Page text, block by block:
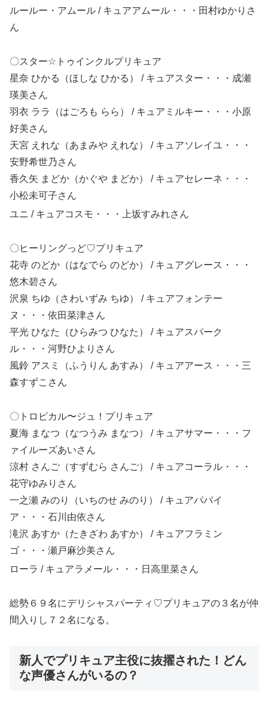
ルールー・アムール / キュアアムール・・・田村ゆかり さ
ん
〇スター☆ トゥインクルプリキュア
星奈 ひかる（ほしな ひかる） / キュアスター・・・成瀬
瑛美さん
羽衣 ララ（はごろも らら） / キュアミルキー・・・小原
好美さん
天宮 えれな（あまみや えれな） / キュアソレイユ・・・
安野希世乃さん
香久矢 まどか（かぐや まどか） / キュアセレーネ・・・
小松未可子さん
ユニ / キュアコスモ・・・上坂すみれさん
〇ヒーリングっど♡プリキュア
花寺 のどか（はなでら のどか） / キュアグレース・・・
悠木碧さん
沢泉 ちゆ（さわいずみ ちゆ） / キュアフォンテー
ヌ・・・依田菜津さん
平光 ひなた（ひらみつ ひなた） / キュアスパーク
ル・・・河野ひより さん
風鈴 アスミ（ふうりん あすみ） / キュアアース・・・三
森すずこ さん
〇トロピカル〜ジュ！プリキュア
夏海 まなつ（なつうみ まなつ） / キュアサマー・・・フ
ァイルーズあいさん
涼村 さんご（すずむら さんご） / キュアコーラル・・・
花守ゆみり さん
一之瀬 みのり（いちのせ みのり） / キュアパパイ
ア・・・石川由依さん
滝沢 あすか（たきざわ あすか） / キュアフラミン
ゴ・・・瀬戸麻沙美さん
ローラ / キュアラメール・・・日高里菜さん
総勢６９名にデリシャスパーティ♡プリキュアの３名が仲
間入りし７２名になる。
新人でプリキュア主役に抜擢された！どん
な声優さんがいるの？